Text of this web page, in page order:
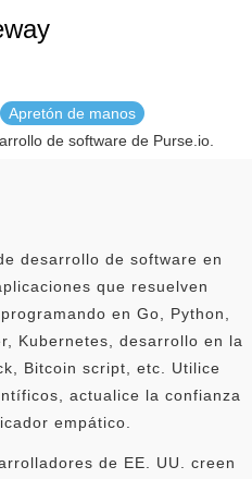
Apretón de manos
de software de Purse.io.
desarrollo de software en
que resuelven
en Go, Python,
Kubernetes, desarrollo en la
Bitcoin script, etc. Utilice
actualice la confianza
empático.
de EE. UU. creen